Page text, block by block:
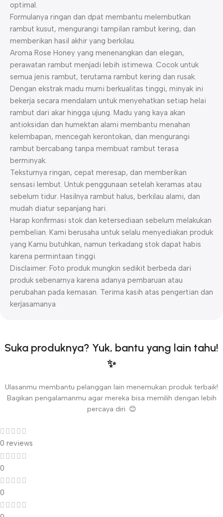
optimal.
Formulanya ringan dan dpat membantu melembutkan
rambut kusut, mengurangi tampilan rambut kering, dan
memberikan hasil akhir yang berkilau.
Aroma Rose Honey yang menenangkan dan elegan,
perawatan rambut menjadi lebih istimewa. Cocok untuk
semua jenis rambut, terutama rambut kering dan rusak.
Dengan ekstrak madu murni berkualitas tinggi, minyak ini
bekerja secara mendalam untuk menyehatkan setiap helai
rambut dari akar hingga ujung. Madu yang kaya akan
antioksidan dan humektan alami membantu menahan
kelembapan, mencegah kerontokan, dan mengurangi
rambut bercabang tanpa membuat rambut terasa
berminyak.
Teksturnya ringan, cepat meresap, dan memberikan
sensasi lembut. Untuk penggunaan setelah keramas atau
sebelum tidur. Hasilnya rambut halus, berkilau alami, dan
mudah diatur sepanjang hari.
Harap konfirmasi stok dan ketersediaan sebelum melakukan
pembelian. Kami berusaha untuk selalu menyediakan produk
yang Kamu butuhkan, namun terkadang stok dapat habis
karena permintaan tinggi.
Disclaimer: Foto produk mungkin sedikit berbeda dari
produk sebenarnya karena adanya pembaruan atau
perubahan pada kemasan. Terima kasih atas pengertian dan
kerjasamanya
Suka produknya? Yuk, bantu yang lain tahu!
✨
Ulasanmu membantu pelanggan lain menemukan produk terbaik!
Bagikan pengalamanmu agar mereka bisa memilih dengan lebih
percaya diri. 😊
0 reviews
0
0